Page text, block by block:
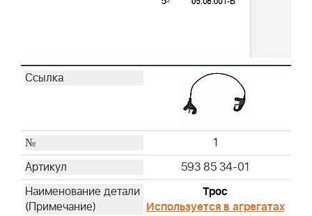
1
593 85 34-01
Трос
Используется в агрегатах